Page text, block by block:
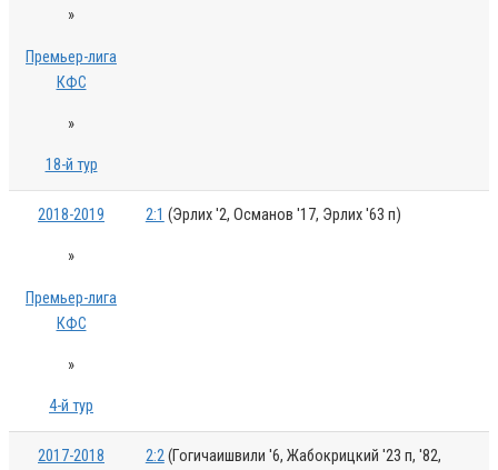
»
Премьер-лига
КФС
»
18-й тур
2018-2019
»
Премьер-лига
КФС
»
4-й тур
2:1 (Эрлих '2, Османов '17, Эрлих '63 п)
2017-2018 2:2(Гогичаишвили '6, Жабокрицкий '23 п, '82,